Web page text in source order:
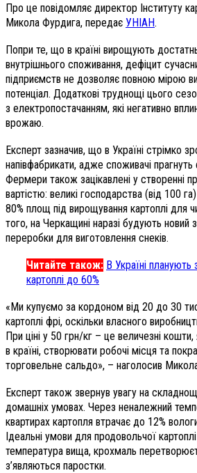
Про це повідомляє директор Інституту
Микола Фурдига, передає УНІАН.
Попри те, що в країні вирощують
внутрішнього споживання, дефіцит
підприємств не дозволяє повною мірою
потенціал. Додаткові труднощі цього
з електропостачанням, які негативно
врожаю.
Експерт зазначив, що в Україні стрімко
напівфабрикати, адже споживачі
Фермери також зацікавлені у створенні
вартістю: великі господарства (від 100
80% площ під вирощування картоплі для
того, на Черкащині наразі будують новий
переробки для виготовлення снеків.
Читайте також: В Україні
картоплі до 60%
«Ми купуємо за кордоном від 20 до 30
картоплі фрі, оскільки власного
При ціні у 50 грн/кг – це величезні
в країні, створювати робочі місця та
торговельне сальдо», – наголосив
Експерт також звернув увагу на
домашніх умовах. Через неналежний
квартирах картопля втрачає до 12%
Ідеальні умови для продовольчої
температура вища, крохмаль
з’являються паростки.